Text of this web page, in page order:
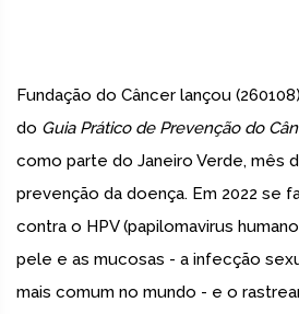
Fundação do Câncer lançou
do Guia Prático de Prevenção do
como parte do Janeiro Verde, mês
prevenção da doença. Em 2022 se
contra o HPV (papilomavirus
pele e as mucosas - a infecção
mais comum no mundo - e o